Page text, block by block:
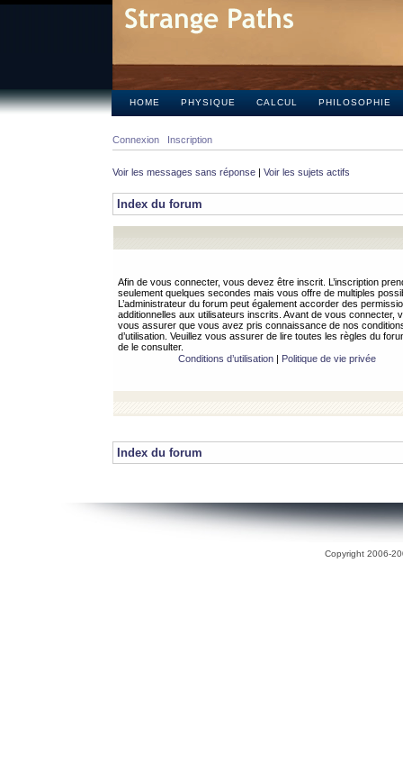
HOME PHYSIQUE CALCUL PHILOSOPHIE
Connexion Inscription
Voir les messages sans réponse | Voir les sujets actifs
Index du forum
Afin de vous connecter, vous devez être inscrit. L’inscription
seulement quelques secondes mais vous offre de multiples
L’administrateur du forum peut également accorder des
additionnelles aux utilisateurs inscrits. Avant de vous connecter,
vous assurer que vous avez pris connaissance de nos
d’utilisation. Veuillez vous assurer de lire toutes les règles du
de le consulter.
Conditions d’utilisation| Politique de vie privée
Index du forum
Copyright 2006-